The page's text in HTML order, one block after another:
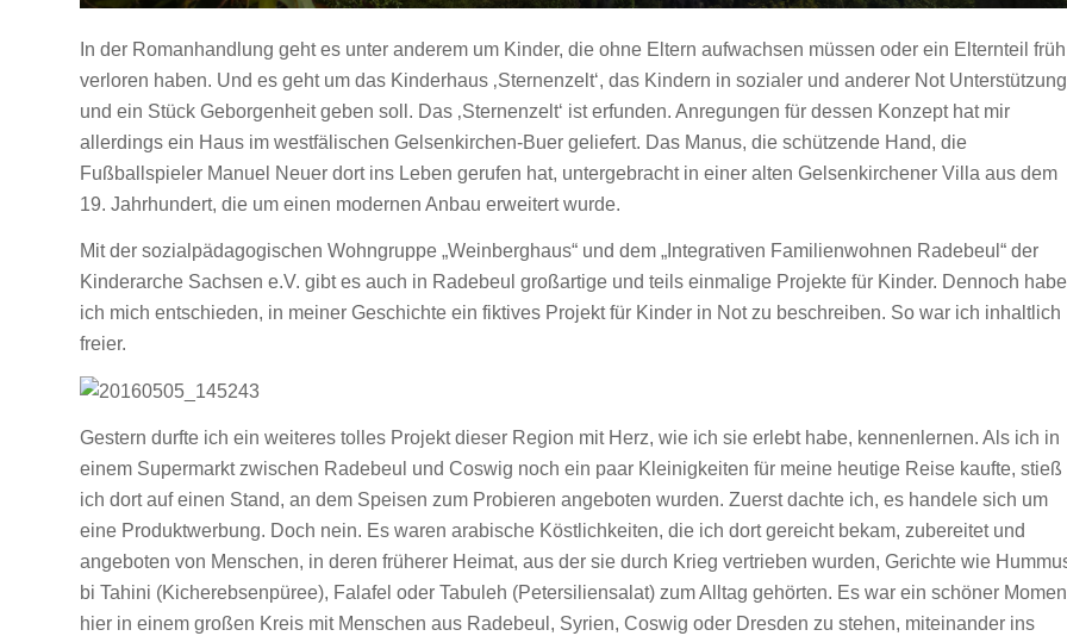
In der Romanhandlung geht es unter anderem um Kinder, die ohne Eltern aufwachsen müssen oder ein Elternteil früh
verloren haben. Und es geht um das Kinderhaus ‚Sternenzelt‘, das Kindern in sozialer und anderer Not Unterstützung
und ein Stück Geborgenheit geben soll. Das ‚Sternenzelt‘ ist erfunden. Anregungen für dessen Konzept hat mir
allerdings ein Haus im westfälischen Gelsenkirchen-Buer geliefert. Das Manus, die schützende Hand, die
Fußballspieler Manuel Neuer dort ins Leben gerufen hat, untergebracht in einer alten Gelsenkirchener Villa aus dem
19. Jahrhundert, die um einen modernen Anbau erweitert wurde.
Mit der sozialpädagogischen Wohngruppe „Weinberghaus“ und dem „Integrativen Familienwohnen Radebeul“ der
Kinderarche Sachsen e.V. gibt es auch in Radebeul großartige und teils einmalige Projekte für Kinder. Dennoch habe
ich mich entschieden, in meiner Geschichte ein fiktives Projekt für Kinder in Not zu beschreiben. So war ich inhaltlich
freier.
Gestern durfte ich ein weiteres tolles Projekt dieser Region mit Herz, wie ich sie erlebt habe, kennenlernen. Als ich in
einem Supermarkt zwischen Radebeul und Coswig noch ein paar Kleinigkeiten für meine heutige Reise kaufte, stieß
ich dort auf einen Stand, an dem Speisen zum Probieren angeboten wurden. Zuerst dachte ich, es handele sich um
eine Produktwerbung. Doch nein. Es waren arabische Köstlichkeiten, die ich dort gereicht bekam, zubereitet und
angeboten von Menschen, in deren früherer Heimat, aus der sie durch Krieg vertrieben wurden, Gerichte wie
bi Tahini (Kicherebsenpüree), Falafel oder Tabuleh (Petersiliensalat) zum Alltag gehörten. Es war ein schöner
hier in einem großen Kreis mit Menschen aus Radebeul, Syrien, Coswig oder Dresden zu stehen, miteinander ins